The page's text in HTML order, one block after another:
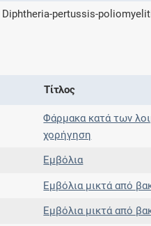
νόσους,
Diphtheria-pertussis-
Τίτλος
Φάρμακα κατά των
χορήγηση
Εμβόλια
Εμβόλια μικτά από
Εμβόλια μικτά από